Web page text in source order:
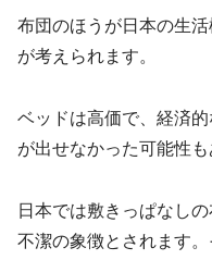
布団のほうが日本の生
が考えられます。
ベッドは高価で、経済
が出せなかった可能性も
日本では敷きっぱなし
不潔の象徴とされます